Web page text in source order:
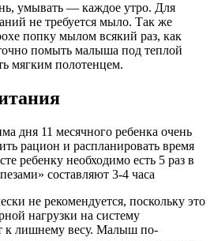
умывать — каждое утро. Для
не требуется мыло. Так же
попку мылом всякий раз, как
помыть малыша под теплой
мягким полотенцем.
дня 11 месячного ребенка очень
рацион и распланировать время
ребенку необходимо есть 5 раз в
составляют 3-4 часа
не рекомендуется, поскольку это
нагрузки на систему
к лишнему весу. Малыш по-